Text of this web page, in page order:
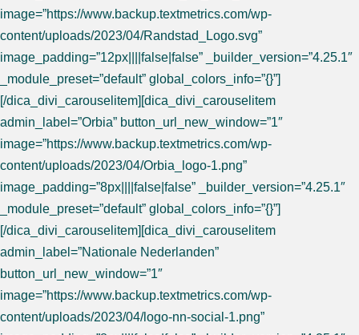
image=”https://www.backup.textmetrics.com/wp-
content/uploads/2023/04/Randstad_Logo.svg”
image_padding=”12px||||false|false” _builder_version=”4.25.1″
_module_preset=”default” global_colors_info=”{}”]
[/dica_divi_carouselitem][dica_divi_carouselitem
admin_label=”Orbia” button_url_new_window=”1″
image=”https://www.backup.textmetrics.com/wp-
content/uploads/2023/04/Orbia_logo-1.png”
image_padding=”8px||||false|false” _builder_version=”4.25.1″
_module_preset=”default” global_colors_info=”{}”]
[/dica_divi_carouselitem][dica_divi_carouselitem
admin_label=”Nationale Nederlanden”
button_url_new_window=”1″
image=”https://www.backup.textmetrics.com/wp-
content/uploads/2023/04/logo-nn-social-1.png”